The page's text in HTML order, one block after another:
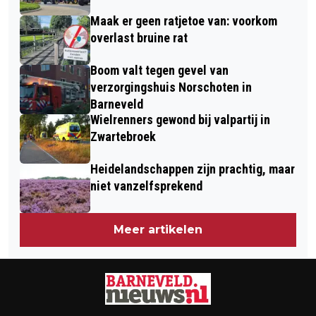
VOOR GEGAAN’
Maak er geen ratjetoe van: voorkom
overlast bruine rat
Boom valt tegen gevel van
verzorgingshuis Norschoten in
Barneveld
Wielrenners gewond bij valpartij in
Zwartebroek
Heidelandschappen zijn prachtig, maar
niet vanzelfsprekend
Meer artikelen